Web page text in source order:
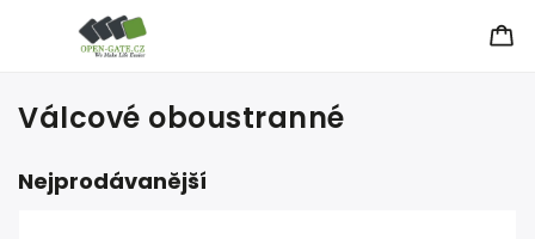
Válcové oboustranné
Nejprodávanější